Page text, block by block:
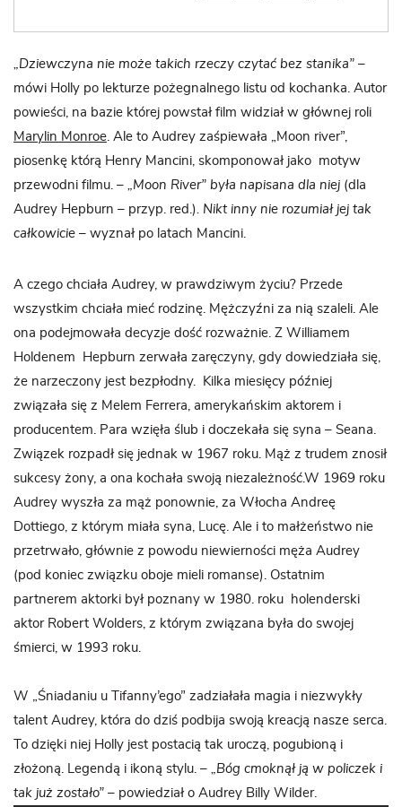
„Dziewczyna nie może takich rzeczy czytać bez stanika” –
mówi Holly po lekturze pożegnalnego listu od kochanka. Autor
powieści, na bazie której powstał film widział w głównej roli
Marylin Monroe. Ale to Audrey zaśpiewała „Moon river”,
piosenkę którą Henry Mancini, skomponował jako motyw
przewodni filmu. – „Moon River” była napisana dla niej (dla
Audrey Hepburn – przyp. red.). Nikt inny nie rozumiał jej tak
całkowicie – wyznał po latach Mancini.
A czego chciała Audrey, w prawdziwym życiu? Przede
wszystkim chciała mieć rodzinę. Mężczyźni za nią szaleli. Ale
ona podejmowała decyzje dość rozważnie. Z Williamem
Holdenem Hepburn zerwała zaręczyny, gdy dowiedziała się,
że narzeczony jest bezpłodny. Kilka miesięcy później
związała się z Melem Ferrera, amerykańskim aktorem i
producentem. Para wzięła ślub i doczekała się syna – Seana.
Związek rozpadł się jednak w 1967 roku. Mąż z trudem znosił
sukcesy żony, a ona kochała swoją niezależność.W 1969 roku
Audrey wyszła za mąż ponownie, za Włocha Andreę
Dottiego, z którym miała syna, Lucę. Ale i to małżeństwo nie
przetrwało, głównie z powodu niewierności męża Audrey
(pod koniec związku oboje mieli romanse). Ostatnim
partnerem aktorki był poznany w 1980. roku holenderski
aktor Robert Wolders, z którym związana była do swojej
śmierci, w 1993 roku.
W „Śniadaniu u Tifanny’ego” zadziałała magia i niezwykły
talent Audrey, która do dziś podbija swoją kreacją nasze serca.
To dzięki niej Holly jest postacią tak uroczą, pogubioną i
złożoną. Legendą i ikoną stylu. – „Bóg cmoknął ją w policzek i
tak już zostało” – powiedział o Audrey Billy Wilder.